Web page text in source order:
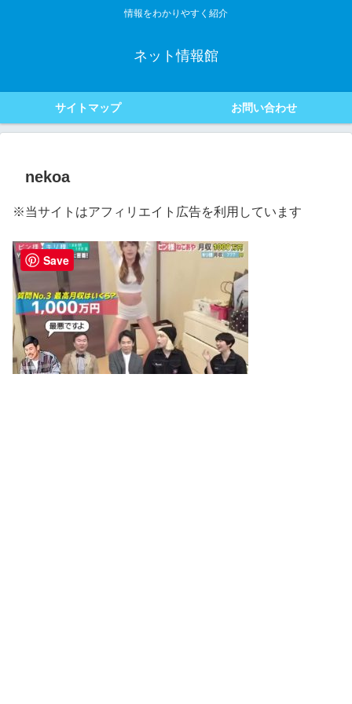
情報をわかりやすく紹介
ネット情報館
サイトマップ お問い合わせ
nekoa
※当サイトはアフィリエイト広告を利用しています
Save